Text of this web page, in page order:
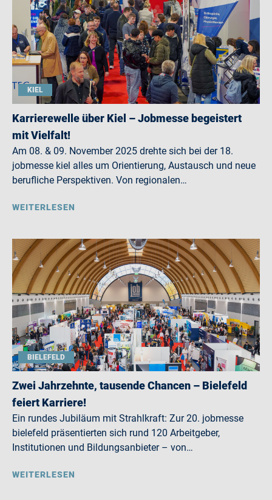
KIEL
Karrierewelle über Kiel – Jobmesse begeistert
mit Vielfalt!
Am 08. & 09. November 2025 drehte sich bei der 18.
jobmesse kiel alles um Orientierung, Austausch und neue
berufliche Perspektiven. Von regionalen…
WEITERLESEN
BIELEFELD
Zwei Jahrzehnte, tausende Chancen – Bielefeld
feiert Karriere!
Ein rundes Jubiläum mit Strahlkraft: Zur 20. jobmesse
bielefeld präsentierten sich rund 120 Arbeitgeber,
Institutionen und Bildungsanbieter – von…
WEITERLESEN